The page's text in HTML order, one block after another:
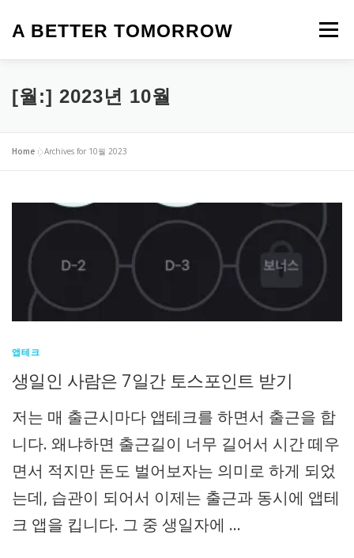
A BETTER TOMORROW 메뉴
HOME 생활정보 맛집
로또 명당 여행 이야기
오늘의 뉴스
[월:] 2023년 10월
Home »Archives for 10월 2023
앱테크
생일인 사람은 7일간 토스포인트 받기
저는 매 출근시마다 앱테크를 하면서 출근을 합
니다. 왜냐하면 출근길이 너무 길어서 시간 떼우
면서 적지만 돈도 벌어보자는 의미로 하게 되었
는데, 습관이 되어서 이제는 출근과 동시에 앱테
크 앱을 킵니다. 그 중 생일자에 …